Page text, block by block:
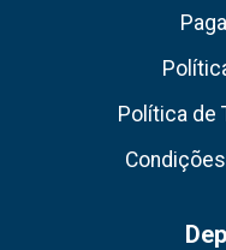
Política de